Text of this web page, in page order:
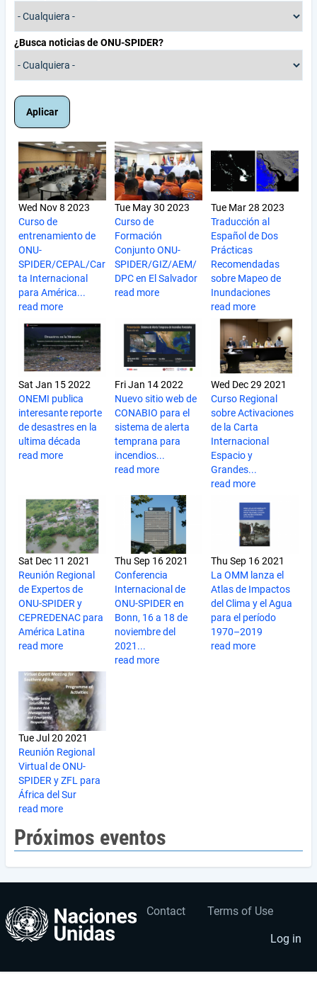
¿Busca noticias de ONU-SPIDER?
Wed Nov 8 2023
Curso de
entrenamiento de
ONU-
SPIDER/CEPAL/Car
ta Internacional
para América...
read more
Tue May 30 2023
Curso de
Formación
Conjunto ONU-
SPIDER/GIZ/AEM/
DPC en El Salvador
read more
Tue Mar 28 2023
Traducción al
Español de Dos
Prácticas
Recomendadas
sobre Mapeo de
Inundaciones
read more
Sat Jan 15 2022
ONEMI publica
interesante reporte
de desastres en la
ultima década
read more
Fri Jan 14 2022
Nuevo sitio web de
CONABIO para el
sistema de alerta
temprana para
incendios...
read more
Wed Dec 29 2021
Curso Regional
sobre Activaciones
de la Carta
Internacional
Espacio y
Grandes...
read more
Sat Dec 11 2021
Reunión Regional
de Expertos de
ONU-SPIDER y
CEPREDENAC para
América Latina
read more
Thu Sep 16 2021
Conferencia
Internacional de
ONU-SPIDER en
Bonn, 16 a 18 de
noviembre del
2021...
read more
Thu Sep 16 2021
La OMM lanza el
Atlas de Impactos
del Clima y el Agua
para el período
1970–2019
read more
Tue Jul 20 2021
Reunión Regional
Virtual de ONU-
SPIDER y ZFL para
África del Sur
read more
Próximos eventos
Footer
Contact Terms of Use
User
account
menu
Log in